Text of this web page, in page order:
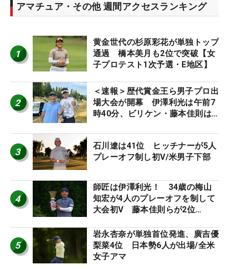
アマチュア・その他 週間アクセスランキング
1
黄金世代の杉原彩花が単独トップ
通過 橋本美月も2位で突破【女
子プロテスト1次予選・E地区】
2
＜速報＞歴代賞金王ら男子プロ出
場大会が開幕 伊澤利光は午前7
時40分、ビリケン・藤本佳則は
STAGE JOYX OPEN】
3
石川遼は41位 ヒッチナーが5人
プレーオフ制し初V/米男子下部
4
師匠は伊澤利光！ 34歳の梅山
知宏が4人のプレーオフを制して
大会初V 藤本佳則らが2位
5
岩永杏奈が単独首位発進、廣吉優
梨菜4位 日本勢6人が出場/全米
女子アマ